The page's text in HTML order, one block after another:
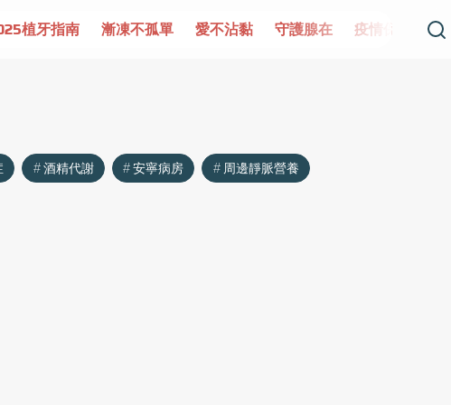
植牙指南 漸凍不孤單 愛不沾黏 守護腺在 疫情保衛戰
酒精代謝 安寧病房 周邊靜脈營養